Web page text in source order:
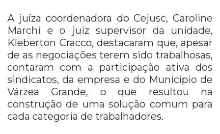
A juíza coordenadora do Cejusc, Caroline
Marchi e o juiz supervisor da unidade,
Kleberton Cracco, destacaram que, apesar
de as negociações terem sido trabalhosas,
contaram com a participação ativa dos
sindicatos, da empresa e do Município de
Várzea Grande, o que resultou na
construção de uma solução comum para
cada categoria de trabalhadores.